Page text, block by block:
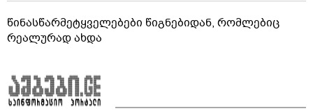
წინასწარმეტყველებები წიგნებიდან, რომლებიც
რეალურად ახდა